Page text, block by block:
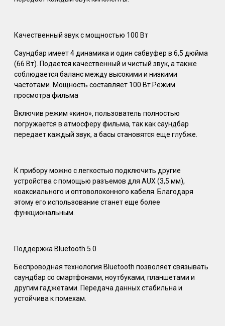
Качественный звук с мощностью 100 Вт
Саундбар имеет 4 динамика и один сабвуфер в 6,5 дюйма
(66 Вт). Подается качественный и чистый звук, а также
соблюдается баланс между высокими и низкими
частотами. Мощность составляет 100 Вт.Режим
просмотра фильма
Включив режим «кино», пользователь полностью
погружается в атмосферу фильма, так как саундбар
передает каждый звук, а басы становятся еще глубже.
К прибору можно с легкостью подключить другие
устройства с помощью разъемов для AUX (3,5 мм),
коаксиального и оптоволоконного кабеля. Благодаря
этому его использование станет еще более
функциональным.
Поддержка Bluetooth 5.0
Беспроводная технология Bluetooth позволяет связывать
саундбар со смартфонами, ноутбуками, планшетами и
другим гаджетами. Передача данных стабильна и
устойчива к помехам.